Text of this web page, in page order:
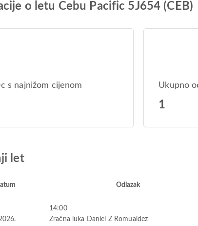
o letu Cebu Pacific 5J654 (CEB)
s najnižom cijenom Ukupno
1
let
Odlazak
14:00
Zračna luka Daniel Z Romualdez